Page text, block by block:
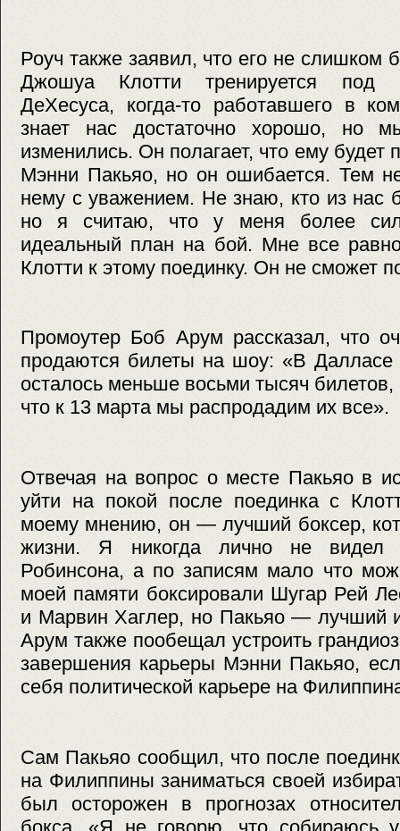
Роуч также заявил, что его не слишком
Джошуа Клотти тренируется под
ДеХесуса, когда-то работавшего в
знает нас достаточно хорошо, но
изменились. Он полагает, что ему будет
Мэнни Пакьяо, но он ошибается. Тем
нему с уважением. Не знаю, кто из нас
но я считаю, что у меня более
идеальный план на бой. Мне все
Клотти к этому поединку. Он не сможет
Промоутер Боб Арум рассказал, что
продаются билеты на шоу: «В
осталось меньше восьми тысяч
что к 13 марта мы распродадим их все».
Отвечая на вопрос о месте Пакьяо в
уйти на покой после поединка с
моему мнению, он — лучший боксер,
жизни. Я никогда лично не видел
Робинсона, а по записям мало что
моей памяти боксировали Шугар Рей
и Марвин Хаглер, но Пакьяо — лучший
Арум также пообещал устроить
завершения карьеры Мэнни Пакьяо,
себя политической карьере на
Сам Пакьяо сообщил, что после
на Филиппины заниматься своей
был осторожен в прогнозах